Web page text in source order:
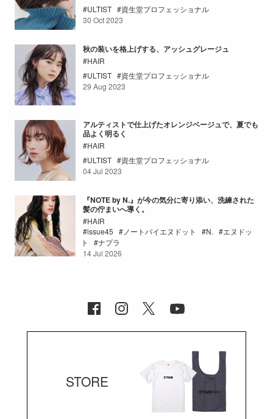
ULTIST
資生堂プロフェッショナル
30 Oct 2023
秋の装いを格上げする、アッシュグレージュ
HAIR
ULTIST
資生堂プロフェッショナル
29 Aug 2023
アルティストで仕上げたオレンジベージュで、夏でも
品よく明るく
HAIR
ULTIST
資生堂プロフェッショナル
04 Jul 2023
『NOTE by N.』が今の気分に寄り添い、洗練された
髪の佇まいへ導く。
HAIR
issue45
ノートバイエヌドット N.
エヌドッ
ト
ナプラ
14 Jul 2026
STORE